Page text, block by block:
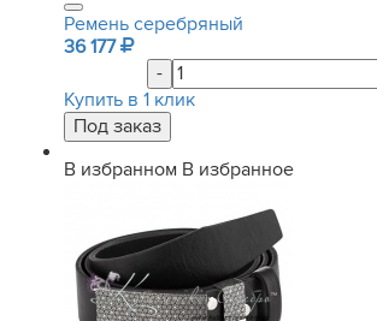
Ремень серебряный
36 177
-
Купить в 1 клик
В избранном В избранное